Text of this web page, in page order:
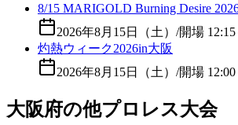
8/15 MARIGOLD Burning Desire
2026年8月15日（土） /開場
灼熱ウィーク2026in大阪
2026年8月15日（土） /開場
大阪府の他プロレス大会